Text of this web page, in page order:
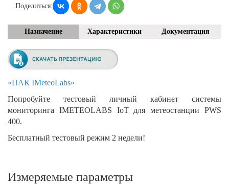
Поделиться:
Назначение Характеристики Документация
«ПАК IMeteoLabs»
Попробуйте тестовый личный кабинет системы
мониторинга IMETEOLABS IoT для метеостанции PWS
400.
Бесплатный тестовый режим 2 недели!
Измеряемые параметры